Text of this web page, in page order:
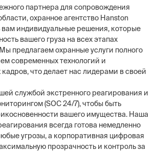
партнера для сопровождения
охранное агентство Hanston
вам индивидуальные решения, которые
вашего груза на всех этапах
предлагаем охранные услуги полного
современных технологий и
что делает нас лидерами в своей
службой экстренного реагирования и
(SOC 24/7), чтобы быть
вашего имущества. Наша
всегда готова немедленно
угрозы, а корпоративная цифровая
прозрачность и контроль за